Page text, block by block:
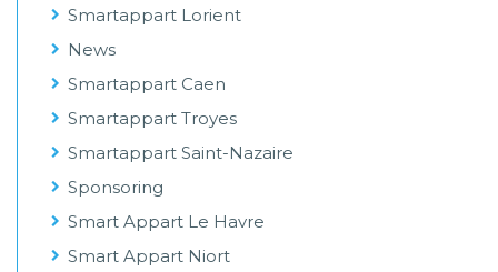
Smartappart Lorient
News
Smartappart Caen
Smartappart Troyes
Smartappart Saint-Nazaire
Sponsoring
Smart Appart Le Havre
Smart Appart Niort